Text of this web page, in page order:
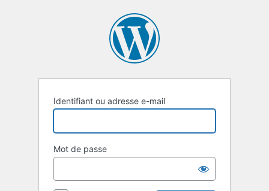
Identifiant ou adresse e-mail
Mot de passe